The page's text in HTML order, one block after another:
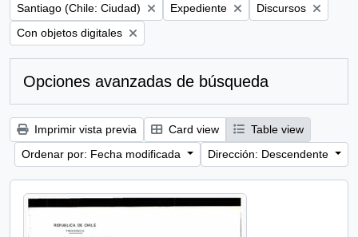
Remove filter:
Santiago (Chile: Ciudad) Remove filter:
Expediente Remove filter:
Discursos
Remove filter:
Con objetos digitales
Opciones avanzadas de búsqueda
Imprimir vista previa Card view
Table view
Ordenar por: Fecha modificada
Dirección: Descendente